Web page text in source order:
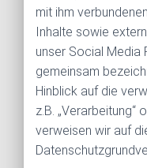
mit ihm
Inhalte sowie
unser Social Media
gemeinsam
Hinblick auf die
z.B. „Verarbeitung“
verweisen wir auf